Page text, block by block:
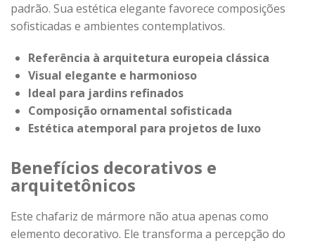
padrão. Sua estética elegante favorece composições
sofisticadas e ambientes contemplativos.
Referência à arquitetura europeia clássica
Visual elegante e harmonioso
Ideal para jardins refinados
Composição ornamental sofisticada
Estética atemporal para projetos de luxo
Benefícios decorativos e
arquitetônicos
Este chafariz de mármore não atua apenas como
elemento decorativo. Ele transforma a percepção do